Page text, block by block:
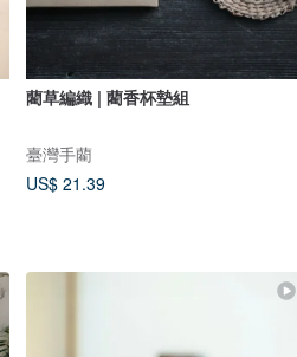
藺草編織 | 藺香杯墊組
臺灣手藺
US$ 21.39